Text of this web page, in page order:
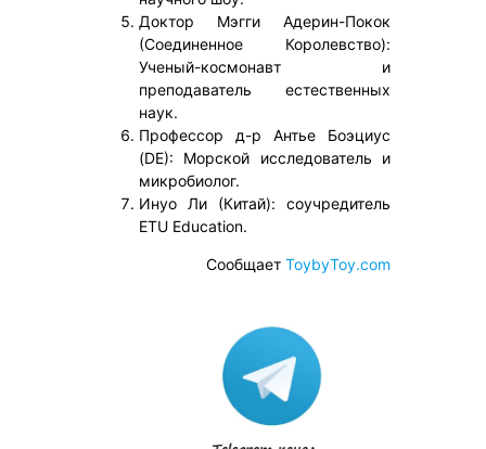
Доктор Мэгги Адерин-Покок
(Соединенное Королевство):
Ученый-космонавт и
преподаватель естественных
наук.
Профессор д-р Антье Боэциус
(DE): Морской исследователь и
микробиолог.
Инуо Ли (Китай): соучредитель
ETU Education.
Сообщает ToybyToy.com